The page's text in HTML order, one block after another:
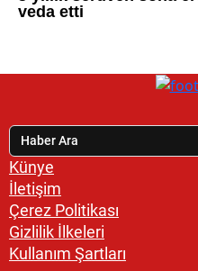
Künye
İletişim
Çerez Politikası
Gizlilik İlkeleri
Kullanım Şartları